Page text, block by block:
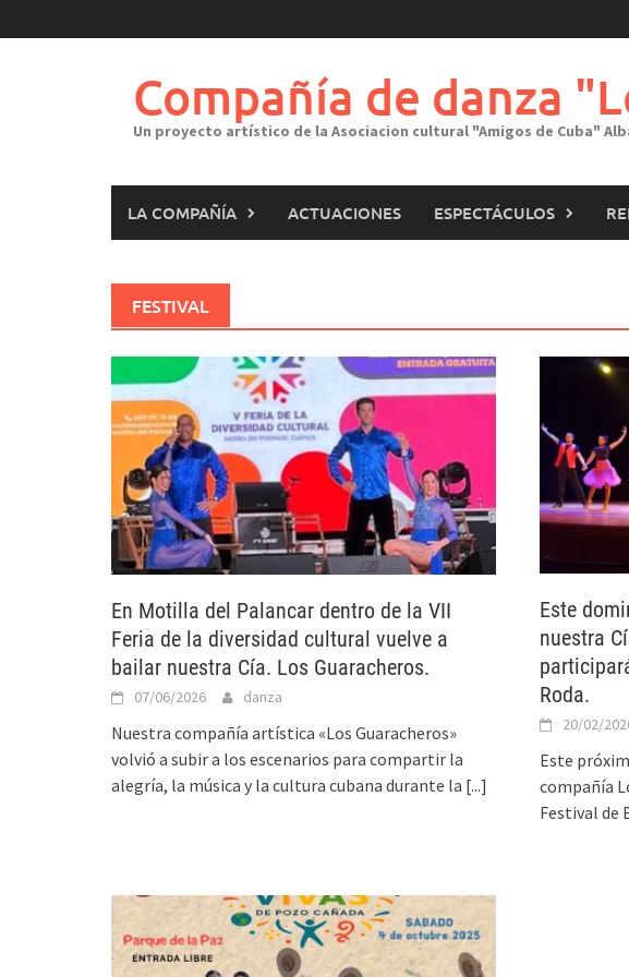
al
Compañía de danza
Un proyecto artístico de la Asociacion cultural "Amigos de Cuba"
LA COMPAÑÍA ACTUACIONES ESPECTÁCULOS
FESTIVAL
En Motilla del Palancar dentro de la VII
Feria de la diversidad cultural vuelve a
bailar nuestra Cía. Los Guaracheros.
07/06/2026 danza
Nuestra compañía artística «Los Guaracheros»
volvió a subir a los escenarios para compartir la
alegría, la música y la cultura cubana durante la [...]
Este
nuestra
Roda.
20/02/
Este
compañía
Festival de